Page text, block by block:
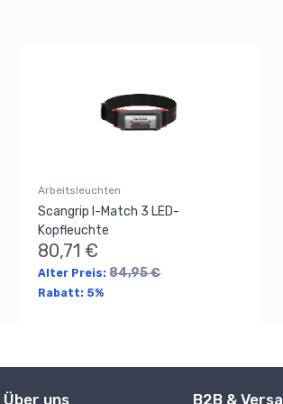
Arbeitsleuchten
Scangrip I-Match 3 LED-
Kopfleuchte
80,71 €
Alter Preis:84,95 €
Rabatt: 5%
Über uns B2B &